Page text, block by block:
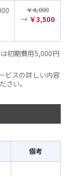
￥4,000
→ ￥3,500
初期費用5,000円
ビスの詳しい内容
さい。
備考